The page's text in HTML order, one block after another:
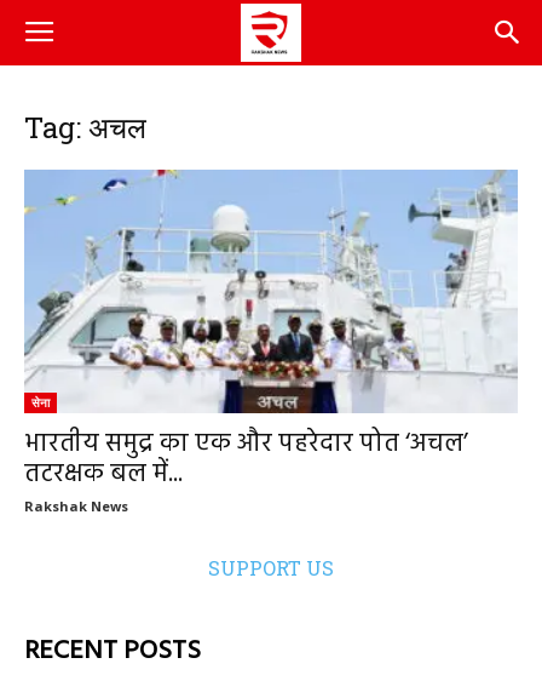
Tag: अचल
सेना
भारतीय समुद्र का एक और पहरेदार पोत ‘अचल’
तटरक्षक बल में...
Rakshak News
SUPPORT US
RECENT POSTS